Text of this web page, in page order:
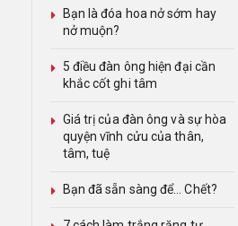
Bạn là đóa hoa nở sớm hay
nở muộn?
5 điều đàn ông hiện đại cần
khắc cốt ghi tâm
Giá trị của đàn ông và sự hòa
quyện vĩnh cửu của thân,
tâm, tuệ
Bạn đã sẵn sàng để… Chết?